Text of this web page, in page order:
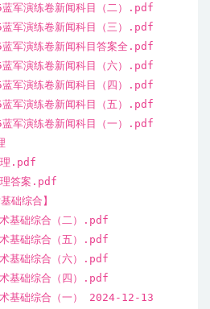
练卷新闻科目（二）.pdf
练卷新闻科目（三）.pdf
练卷新闻科目答案全.pdf
练卷新闻科目（六）.pdf
练卷新闻科目（四）.pdf
练卷新闻科目（五）.pdf
练卷新闻科目（一）.pdf
.pdf
案.pdf
综合】
础综合（二）.pdf
础综合（五）.pdf
础综合（六）.pdf
础综合（四）.pdf
础综合（一） 2024-12-13